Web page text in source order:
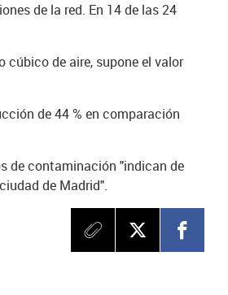
de la red. En 14 de las 24
cúbico de aire, supone el valor
de 44 % en comparación
de contaminación "indican de
de Madrid".